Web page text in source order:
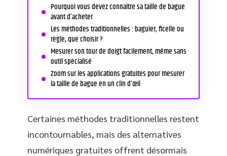
Pourquoi vous devez connaître sa taille de bague
avant d’acheter
Les méthodes traditionnelles : baguier, ficelle ou
règle, que choisir ?
Mesurer son tour de doigt facilement, même sans
outil spécialisé
Zoom sur les applications gratuites pour mesurer
la taille de bague en un clin d’œil
Certaines méthodes traditionnelles restent
incontournables, mais des alternatives
numériques gratuites offrent désormais